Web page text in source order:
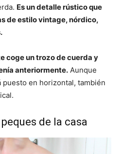
Es un detalle rústico que
de estilo vintage, nórdico,
coge un trozo de cuerda y
anteriormente. Aunque
en horizontal, también
de la casa